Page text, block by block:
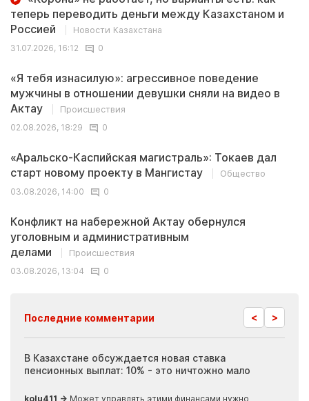
теперь переводить деньги между Казахстаном и
Россией
Новости Казахстана
31.07.2026, 16:12
0
«Я тебя изнасилую»: агрессивное поведение
мужчины в отношении девушки сняли на видео в
Актау
Происшествия
02.08.2026, 18:29
0
«Аральско-Каспийская магистраль»: Токаев дал
старт новому проекту в Мангистау
Общество
03.08.2026, 14:00
0
Конфликт на набережной Актау обернулся
уголовным и административным
делами
Происшествия
03.08.2026, 13:04
0
Последние комментарии < >
В Казахстане обсуждается новая ставка
пенсионных выплат: 10% - это ничтожно мало
kolu411 → Может управлять этими финансами нужно